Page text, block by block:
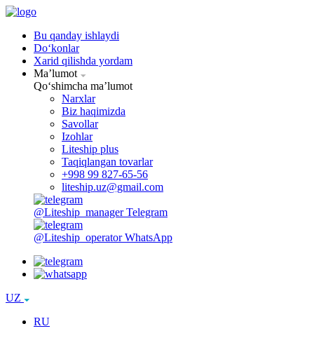
Bu qanday ishlaydi
Doʻkonlar
Xarid qilishda yordam
Maʼlumot
Qoʻshimcha maʼlumot
Narxlar
Biz haqimizda
Savollar
Izohlar
Liteship plus
Taqiqlangan tovarlar
+998 99 827-65-56
liteship.uz@gmail.com
@Liteship_manager Telegram
@Liteship_operator WhatsApp
UZ
RU